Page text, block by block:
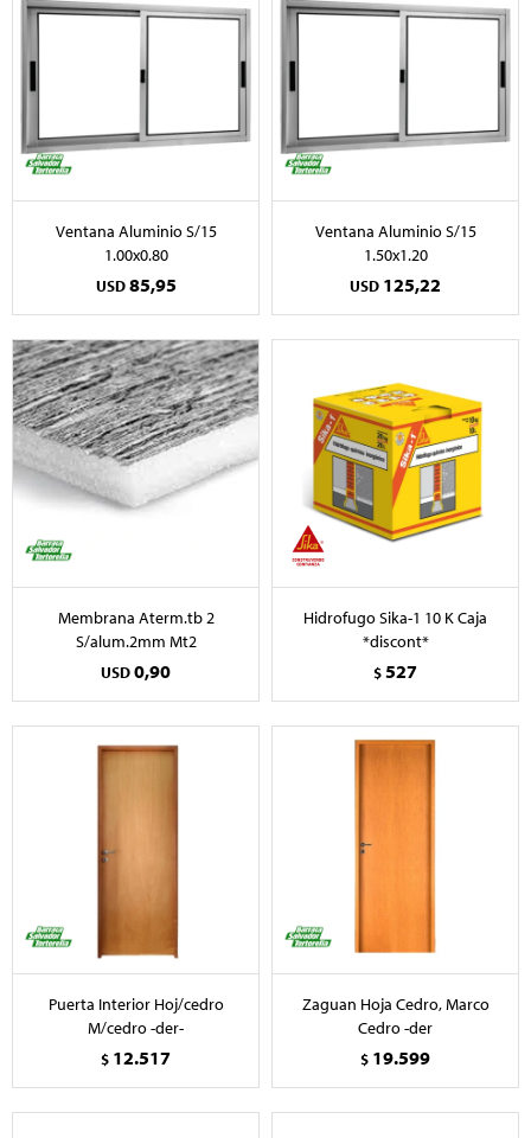
Ventana Aluminio S/15
1.00x0.80
USD 85,95
Ventana Aluminio S/15
1.50x1.20
USD 125,22
Membrana Aterm.tb 2
S/alum.2mm Mt2
USD0,90
Hidrofugo Sika-1 10 K Caja
*discont*
$527
Puerta Interior Hoj/cedro
M/cedro -der-
$ 12.517
Zaguan Hoja Cedro, Marco
Cedro -der
$ 19.599